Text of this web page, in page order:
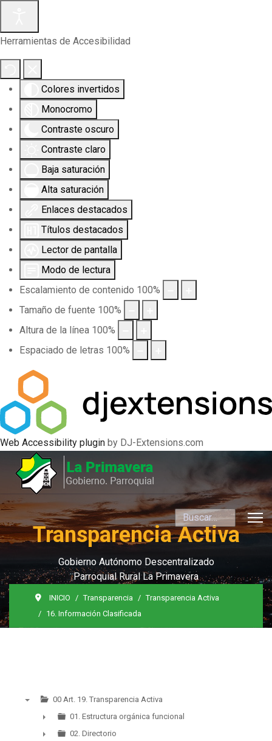
Herramientas de Accesibilidad
Colores invertidos
Monocromo
Contraste oscuro
Contraste claro
Baja saturación
Alta saturación
Enlaces destacados
Títulos destacados
Lector de pantalla
Modo de lectura
Escalamiento de contenido 100%
Tamaño de fuente 100%
Altura de la línea 100%
Espaciado de letras 100%
Web Accessibility plugin by DJ-Extensions.com
Buscar
Transparencia Activa
Gobierno Autónomo Descentralizado
Parroquial Rural La Primavera
INICIO Transparencia
Transparencia Activa
16. Información Clasificada
00 Art. 19. Transparencia Activa
►
01. Estructura orgánica funcional
02. Directorio